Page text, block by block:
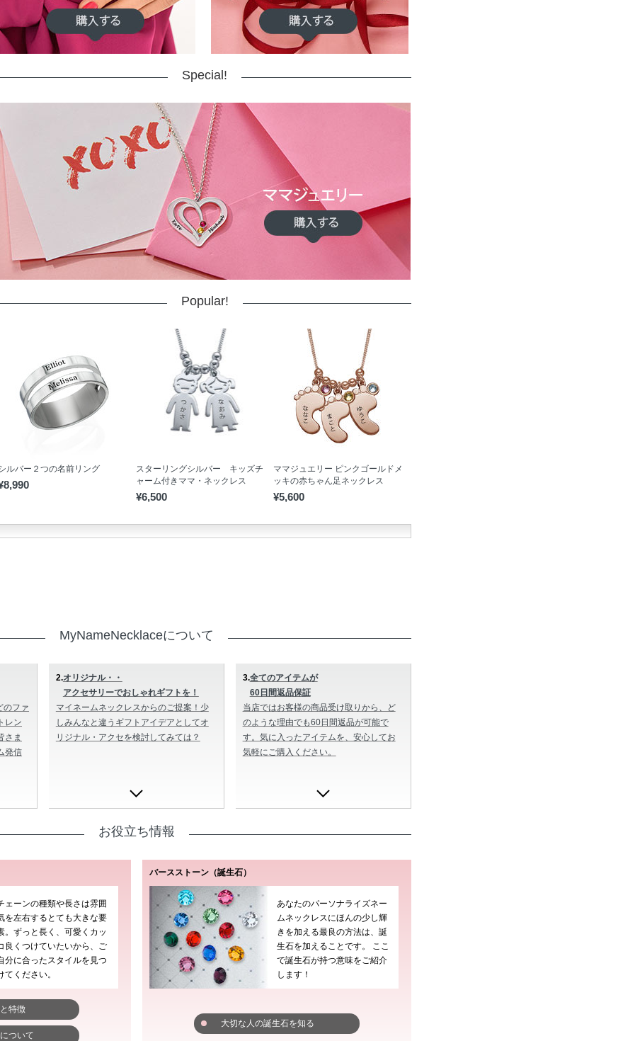
Special!
Popular!
ルバー２つの名前リング
スターリングシルバー キッズチ
ャーム付きママ・ネックレス
¥6,500
ママジュエリー ピンクゴールドメ
ッキの赤ちゃん足ネックレス
¥5,600
MyNameNecklaceについて
のファ
レン
さま
発信
2.オリジナル・・
アクセサリーでおしゃれギフトを！
マイネームネックレスからのご提案！少
しみんなと違うギフトアイデアとしてオ
リジナル・アクセを検討してみては？
3.全てのアイテムが
60日間返品保証
当店ではお客様の商品受け取りから、ど
のような理由でも60日間返品が可能で
す。気に入ったアイテムを、安心してお
気軽にご購入ください。
お役立ち情報
ェーンの種類や長さは雰囲
を左右するとても大きな要
。ずっと長く、可愛くカッ
良くつけていたいから、ご
分に合ったスタイルを見つ
てください。
特徴
ついて
バースストーン（誕生石）
あなたのパーソナライズネー
ムネックレスにほんの少し輝
きを加える最良の方法は、誕
生石を加えることです。 ここ
で誕生石が持つ意味をご紹介
します！
大切な人の誕生石を知る